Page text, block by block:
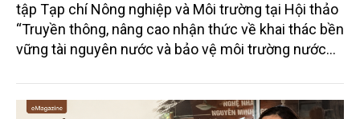
tập Tạp chí Nông nghiệp và Môi trường tại Hội thảo
“Truyền thông, nâng cao nhận thức về khai thác bền
vững tài nguyên nước và bảo vệ môi trường nước
trường phối hợp với Sở Nông nghiệp và Môi trường
tỉnh Lai Châu tổ chức ngày 10/7/2026. Hội thảo thu